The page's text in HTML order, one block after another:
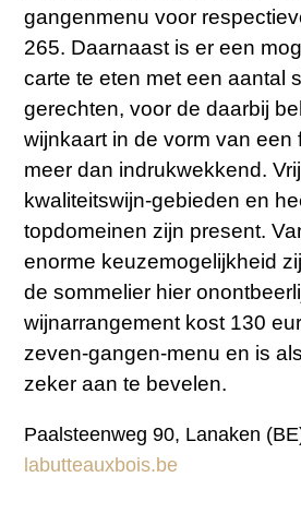
gangenmenu voor
265. Daarnaast is er een
carte te eten met een aantal
gerechten, voor de daarbij
wijnkaart in de vorm van een
meer dan indrukwekkend.
kwaliteitswijn-gebieden en
topdomeinen zijn present.
enorme keuzemogelijkheid
de sommelier hier
wijnarrangement kost 130
zeven-gangen-menu en is
zeker aan te bevelen.
Paalsteenweg 90, Lanaken
labutteauxbois.be